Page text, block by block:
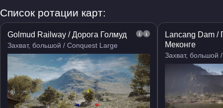
Список ротации карт:
Golmud Railway / Дорога Голмуд
Захват, большой / Conquest Large
Lancang Dam /
Меконге
Захват, большой